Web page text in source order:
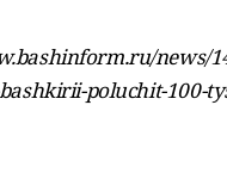
news/
poluchit-100-